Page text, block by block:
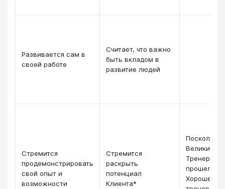
Развивается сам в
своей работе
Считает, что важно
быть вкладом в
развитие людей
Стремится
продемонстрировать
свой опыт и
возможности
Стремится
раскрыть
потенциал
Клиента*
Поскольку
Великий
Тренер уже
прошел
Хорошего